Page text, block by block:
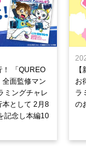
！ 「QUREO
面監修マン
ミングチャレ
本として 2月8
記念し本編10
お
ラ
の